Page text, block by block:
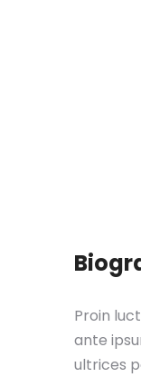
Proin
ante
ultrices